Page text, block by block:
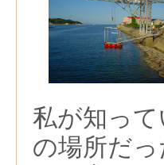
私が知っ
の場所だ